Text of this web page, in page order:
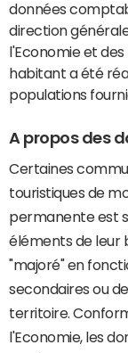
données
direction
l'Economie et
habitant a été
populations
A propos des
Certaines
touristiques de
permanente est
éléments de leur
"majoré" en
secondaires ou
territoire.
l'Economie, les